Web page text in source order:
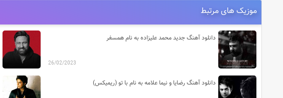
موزیک های مرتبط
دانلود آهنگ جدید محمد علیزاده به نام همسفر
26/02/2023
دانلود آهنگ رضایا و نیما علامه به نام با تو (ریمیکس)